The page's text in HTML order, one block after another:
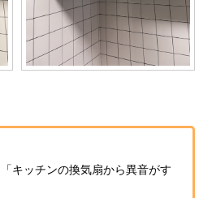
キッチンの換気扇から異音がす